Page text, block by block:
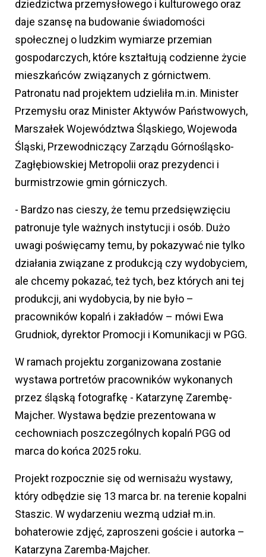
dziedzictwa przemysłowego i kulturowego oraz
daje szansę na budowanie świadomości
społecznej o ludzkim wymiarze przemian
gospodarczych, które kształtują codzienne życie
mieszkańców związanych z górnictwem.
Patronatu nad projektem udzieliła m.in. Minister
Przemysłu oraz Minister Aktywów Państwowych,
Marszałek Województwa Śląskiego, Wojewoda
Śląski, Przewodniczący Zarządu Górnośląsko-
Zagłębiowskiej Metropolii oraz prezydenci i
burmistrzowie gmin górniczych.
- Bardzo nas cieszy, że temu przedsięwzięciu
patronuje tyle ważnych instytucji i osób. Dużo
uwagi poświęcamy temu, by pokazywać nie tylko
działania związane z produkcją czy wydobyciem,
ale chcemy pokazać, też tych, bez których ani tej
produkcji, ani wydobycia, by nie było –
pracowników kopalń i zakładów – mówi Ewa
Grudniok, dyrektor Promocji i Komunikacji w PGG.
W ramach projektu zorganizowana zostanie
wystawa portretów pracowników wykonanych
przez śląską fotografkę - Katarzynę Zarembę-
Majcher. Wystawa będzie prezentowana w
cechowniach poszczególnych kopalń PGG od
marca do końca 2025 roku.
Projekt rozpocznie się od wernisażu wystawy,
który odbędzie się 13 marca br. na terenie kopalni
Staszic. W wydarzeniu wezmą udział m.in.
bohaterowie zdjęć, zaproszeni goście i autorka –
Katarzyna Zaremba-Majcher.